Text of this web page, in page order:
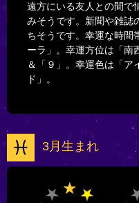
遠方にいる友人との間で
みそうです。新聞や雑誌
ちそうです。幸運な時間
ーラ」。幸運方位は「南
＆「９」。幸運色は「ア
ド」。
3月生まれ